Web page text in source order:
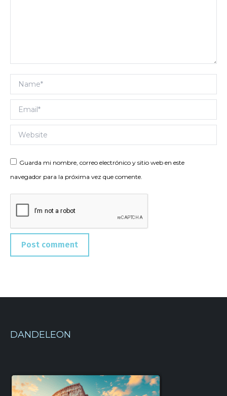
Name *
Email *
Website
Guarda mi nombre, correo electrónico y sitio web en este
navegador para la próxima vez que comente.
Post comment
DANDELEON